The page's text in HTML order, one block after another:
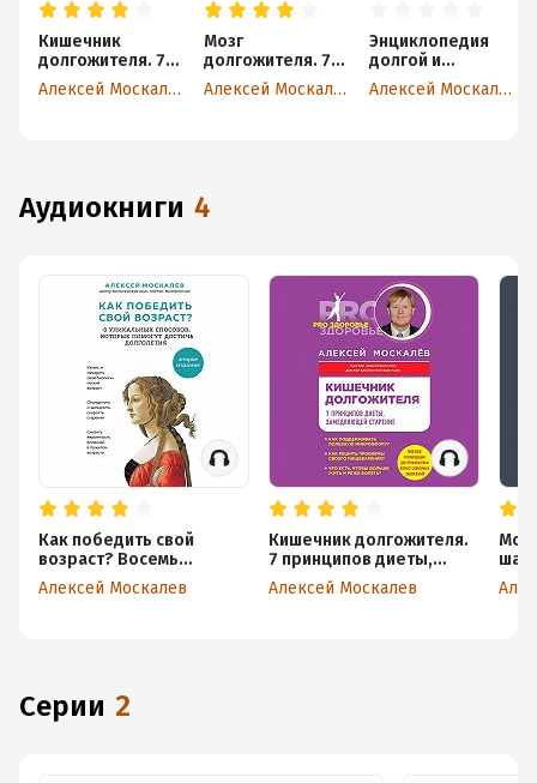
Кишечник
долгожителя. 7
принципов
диеты,
Алексей Москалев
Мозг
долгожителя. 7
шагов к ясности
ума, крепкой
Алексей Москалев
Энциклопедия
долгой и
здоровой жизни Алексей Москалев
аудиокниги 4
Как победить свой
возраст? Восемь
уникальных способов,
которые помогут
Алексей Москалев
Кишечник долгожителя.
7 принципов диеты,
замедляющей старение
Алексей Москалев
Серии 2